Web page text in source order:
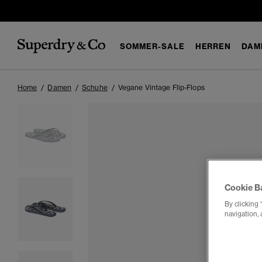
SOMMER-SALE HERREN
Home Damen Schuhe Vegane Vintage Flip-Flops
Cookie
By clicking
navigation,